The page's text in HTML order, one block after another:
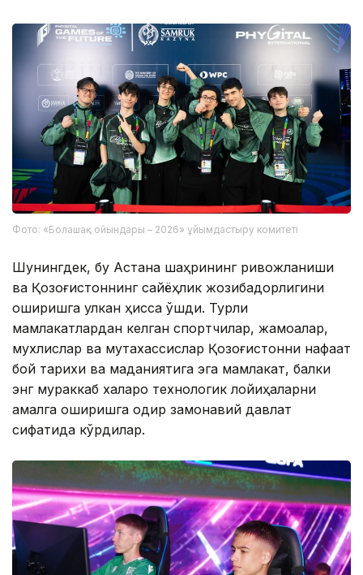
Фото: «Болашақ ойындары – 2026» ұйымдастыру комитеті
Шунингдек, бу Астана шаҳрининг ривожланиши
ва Қозоғистоннинг сайёҳлик жозибадорлигини
оширишга улкан ҳисса қўшди. Турли
мамлакатлардан келган спортчилар, жамоалар,
мухлислар ва мутахассислар Қозоғистонни нафақат
бой тарихи ва маданиятига эга мамлакат, балки
энг мураккаб халқаро технологик лойиҳаларни
амалга оширишга қодир замонавий давлат
сифатида кўрдилар.